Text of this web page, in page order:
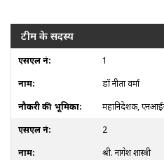
टीम के सदस्य
1
डॉ नीता वर्मा
महानिदेशक,
2
श्री. नागेश शास्त्री